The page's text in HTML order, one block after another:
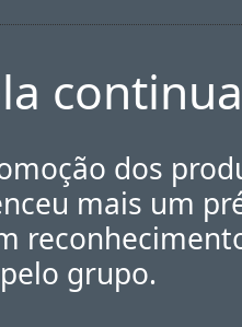
dos
mais um
grupo.